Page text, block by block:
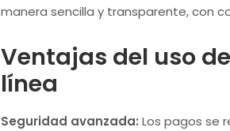
manera sencilla y transparente, con
Ventajas del uso
línea
Seguridad avanzada: Los pagos se